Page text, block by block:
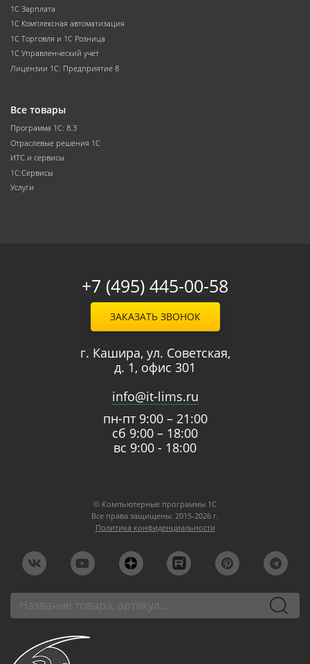
1С Зарплата
1С Комплексная автоматизация
1С Торговля и 1С Розница
1С Управленческий учет
Лицензии 1С: Предприятие 8
Все товары
Программа 1С: 8.3
Отраслевые решения 1С
ИТС и сервисы
1С:Сервисы
Услуги
+7 (495) 445-00-58
ЗАКАЗАТЬ ЗВОНОК
г. Кашира, ул. Советская,
д. 1, офис 301
info@it-lims.ru
пн-пт 9:00 – 21:00
сб 9:00 – 18:00
вс 9:00 - 18:00
© Компьютерные программы 1C
Все права защищены. 2015-2026 г.
Политика конфиденциальности